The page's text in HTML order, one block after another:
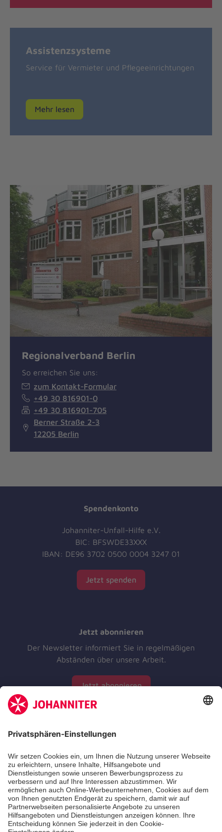
Assistenzsysteme
Service für Vermieter und Pflegeeinrichtungen
Mehr lesen
Regionalverband Berlin
So erreichen Sie uns:
zum Kontakt-Formular
+49 30 816901-0
+49 30 816901-705
Berner Straße 2-3
12205 Berlin
Spendenkonto
Johanniter-Unfall-Hilfe e.V.
BIC: BFSWDE33XXX
IBAN: DE96 3702 0500 0004 3247 01
Jetzt spenden
Jetzt abonnieren
Der Newsletter informiert Sie in regelmäßigen
Abständen über unsere Arbeit.
Jetzt abonnieren
Aus- & Fortbildungen
Jobs & Ehrenamt